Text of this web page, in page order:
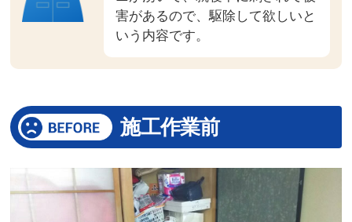
害があるので、駆除して欲しいと
いう内容です。
施工作業前